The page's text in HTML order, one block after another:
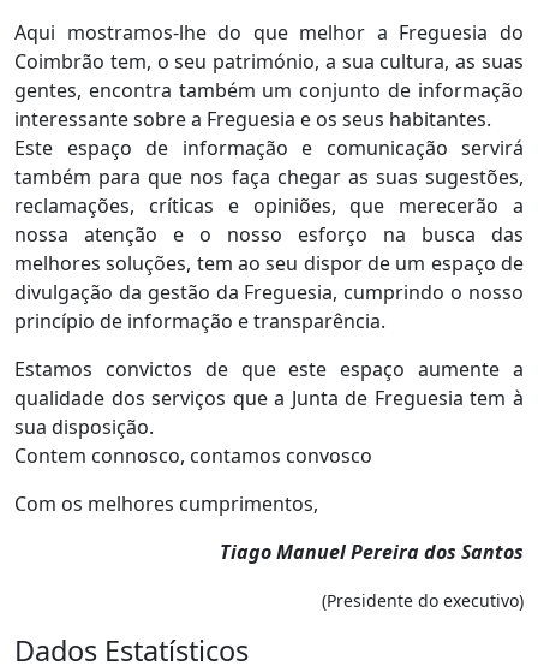
Aqui mostramos-lhe do que melhor a Freguesia do
Coimbrão tem, o seu património, a sua cultura, as suas
gentes, encontra também um conjunto de informação
interessante sobre a Freguesia e os seus habitantes.
Este espaço de informação e comunicação servirá
também para que nos faça chegar as suas sugestões,
reclamações, críticas e opiniões, que merecerão a
nossa atenção e o nosso esforço na busca das
melhores soluções, tem ao seu dispor de um espaço de
divulgação da gestão da Freguesia, cumprindo o nosso
princípio de informação e transparência.
Estamos convictos de que este espaço aumente a
qualidade dos serviços que a Junta de Freguesia tem à
sua disposição.
Contem connosco, contamos convosco
Com os melhores cumprimentos,
Tiago Manuel Pereira dos Santos
(Presidente do executivo)
Dados Estatísticos